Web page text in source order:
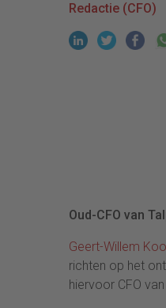
Redactie (CFO)
Oud-CFO van
Geert-Willem
richten op het
hiervoor CFO van